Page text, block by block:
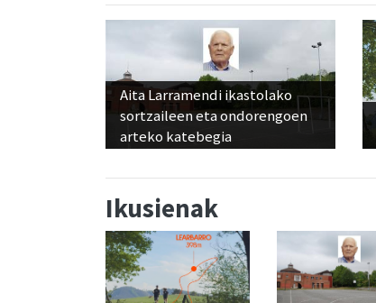
Aita Larramendi ikastolako
sortzaileen eta ondorengoen
arteko katebegia
Ikusienak